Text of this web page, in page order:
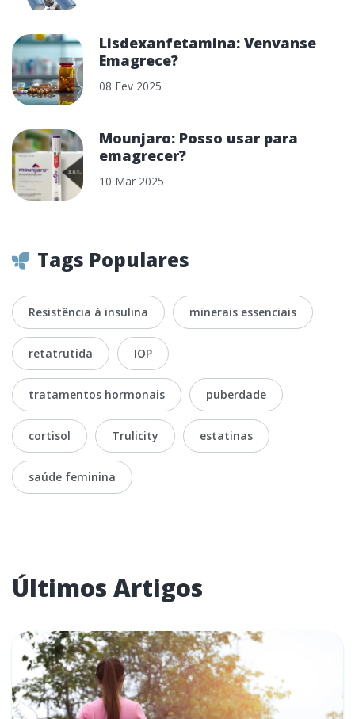
Lisdexanfetamina: Venvanse
Emagrece?
08 Fev 2025
Mounjaro: Posso usar para
emagrecer?
10 Mar 2025
Tags Populares
Resistência à insulina minerais essenciais
retatrutida IOP
tratamentos hormonais puberdade
cortisol Trulicity estatinas
saúde feminina
Últimos Artigos